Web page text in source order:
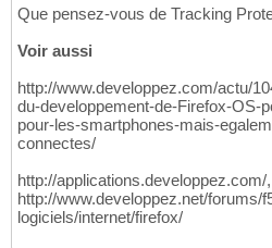
Que pensez-vous de Tracking
Voir aussi
http://www.developpez.com/actu/
du-developpement-de-Firefox-OS-
pour-les-smartphones-mais-
connectes/
http://applications.developpez.com/,
http://www.developpez.net/forums/
logiciels/internet/firefox/